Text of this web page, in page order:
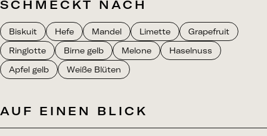
SCHMECKT NACH
Biskuit Hefe Mandel Limette
Grapefruit
Ringlotte
Birne gelb Melone
Haselnuss
Apfel gelb
Weiße Blüten
AUF EINEN BLICK